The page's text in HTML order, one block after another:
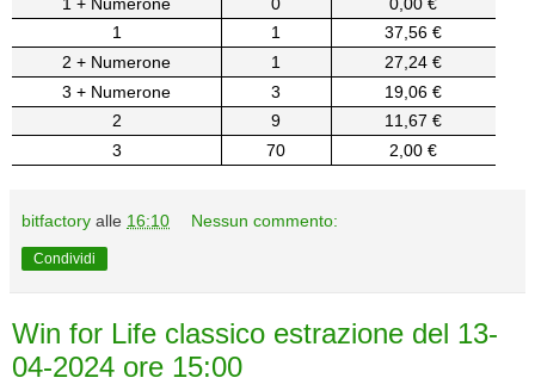
1
1
37,56 €
2 + Numerone
1
27,24 €
3 + Numerone
3
19,06 €
2
9
11,67 €
3
70 2,00 €
bitfactory alle 16:10 Nessun commento:
Condividi
Win for Life classico estrazione del 13-
04-2024 ore 15:00